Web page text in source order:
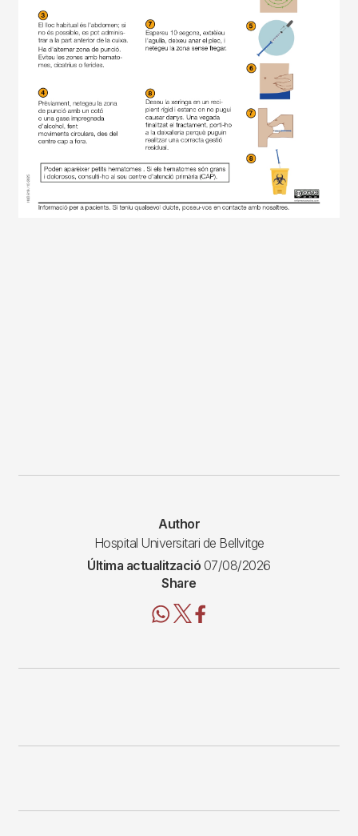
Author
Hospital Universitari de Bellvitge
Última actualització 07/08/2026
Share